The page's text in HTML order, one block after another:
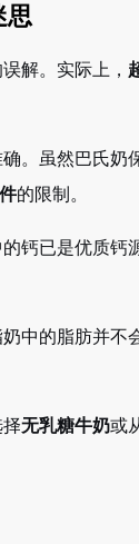
思
解。实际上，
。虽然巴氏奶
的限制。
钙已是优质钙
中的脂肪并不
无乳糖牛奶或